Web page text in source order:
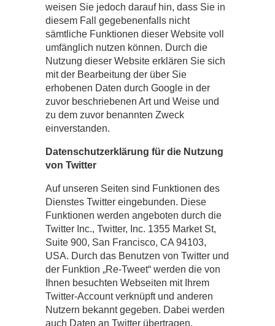
weisen Sie jedoch darauf hin, dass Sie in
diesem Fall gegebenenfalls nicht
sämtliche Funktionen dieser Website voll
umfänglich nutzen können. Durch die
Nutzung dieser Website erklären Sie sich
mit der Bearbeitung der über Sie
erhobenen Daten durch Google in der
zuvor beschriebenen Art und Weise und
zu dem zuvor benannten Zweck
einverstanden.
Datenschutzerklärung für die Nutzung
von Twitter
Auf unseren Seiten sind Funktionen des
Dienstes Twitter eingebunden. Diese
Funktionen werden angeboten durch die
Twitter Inc., Twitter, Inc. 1355 Market St,
Suite 900, San Francisco, CA 94103,
USA. Durch das Benutzen von Twitter und
der Funktion „Re-Tweet“ werden die von
Ihnen besuchten Webseiten mit Ihrem
Twitter-Account verknüpft und anderen
Nutzern bekannt gegeben. Dabei werden
auch Daten an Twitter übertragen.